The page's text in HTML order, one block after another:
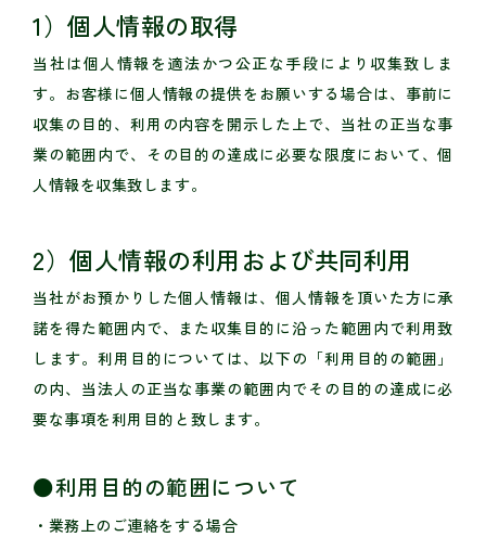
1）個人情報の取得
当社は個人情報を適法かつ公正な手段により収集致しま
す。お客様に個人情報の提供をお願いする場合は、事前に
収集の目的、利用の内容を開示した上で、当社の正当な事
業の範囲内で、その目的の達成に必要な限度において、個
人情報を収集致します。
2）個人情報の利用および共同利用
当社がお預かりした個人情報は、個人情報を頂いた方に承
諾を得た範囲内で、また収集目的に沿った範囲内で利用致
します。利用目的については、以下の「利用目的の範囲」
の内、当法人の正当な事業の範囲内でその目的の達成に必
要な事項を利用目的と致します。
●利用目的の範囲について
・業務上のご連絡をする場合